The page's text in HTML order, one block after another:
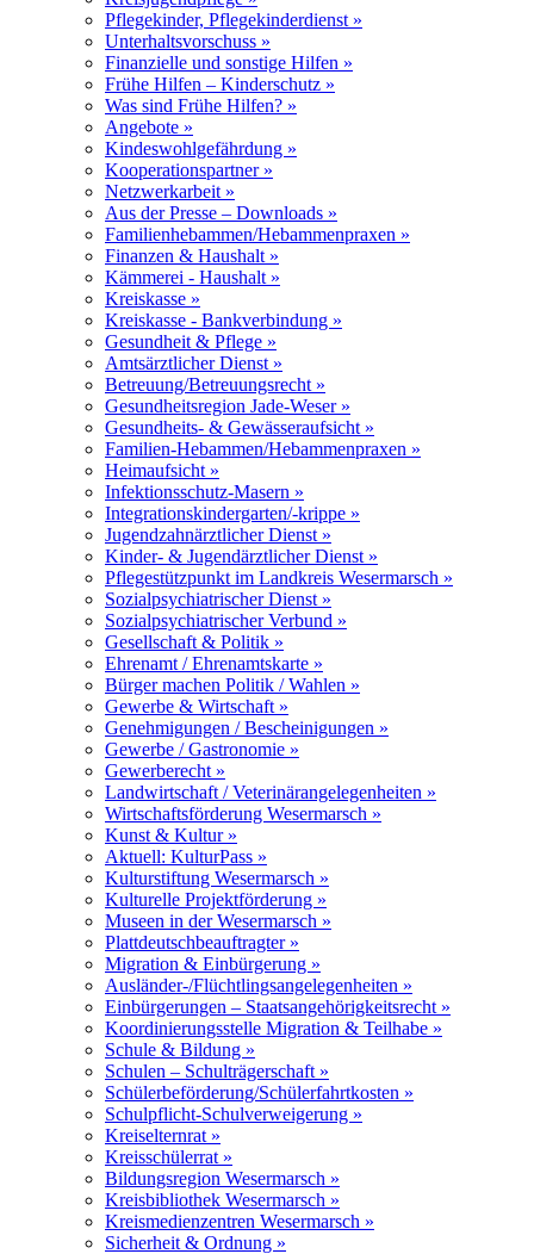
Pflegekinder, Pflegekinderdienst »
Unterhaltsvorschuss »
Finanzielle und sonstige Hilfen »
Frühe Hilfen – Kinderschutz »
Was sind Frühe Hilfen? »
Angebote »
Kindeswohlgefährdung »
Kooperationspartner »
Netzwerkarbeit »
Aus der Presse – Downloads »
Familienhebammen/Hebammenpraxen »
Finanzen & Haushalt »
Kämmerei - Haushalt »
Kreiskasse »
Kreiskasse - Bankverbindung »
Gesundheit & Pflege »
Amtsärztlicher Dienst »
Betreuung/Betreuungsrecht »
Gesundheitsregion Jade-Weser »
Gesundheits- & Gewässeraufsicht »
Familien-Hebammen/Hebammenpraxen »
Heimaufsicht »
Infektionsschutz-Masern »
Integrationskindergarten/-krippe »
Jugendzahnärztlicher Dienst »
Kinder- & Jugendärztlicher Dienst »
Pflegestützpunkt im Landkreis Wesermarsch »
Sozialpsychiatrischer Dienst »
Sozialpsychiatrischer Verbund »
Gesellschaft & Politik »
Ehrenamt / Ehrenamtskarte »
Bürger machen Politik / Wahlen »
Gewerbe & Wirtschaft »
Genehmigungen / Bescheinigungen »
Gewerbe / Gastronomie »
Gewerberecht »
Landwirtschaft / Veterinärangelegenheiten »
Wirtschaftsförderung Wesermarsch »
Kunst & Kultur »
Aktuell: KulturPass »
Kulturstiftung Wesermarsch »
Kulturelle Projektförderung »
Museen in der Wesermarsch »
Plattdeutschbeauftragter »
Migration & Einbürgerung »
Ausländer-/Flüchtlingsangelegenheiten »
Einbürgerungen – Staatsangehörigkeitsrecht »
Koordinierungsstelle Migration & Teilhabe »
Schule & Bildung »
Schulen – Schulträgerschaft »
Schülerbeförderung/Schülerfahrtkosten »
Schulpflicht-Schulverweigerung »
Kreiselternrat »
Kreisschülerrat »
Bildungsregion Wesermarsch »
Kreisbibliothek Wesermarsch »
Kreismedienzentren Wesermarsch »
Sicherheit & Ordnung »